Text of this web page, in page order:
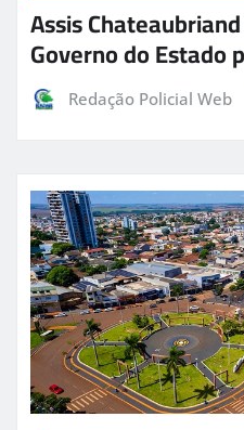
Assis
Governo do Estado
Redação Policial Web